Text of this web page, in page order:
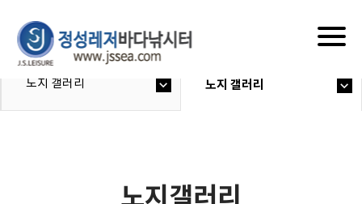
노지 갤러리 노지 갤러리